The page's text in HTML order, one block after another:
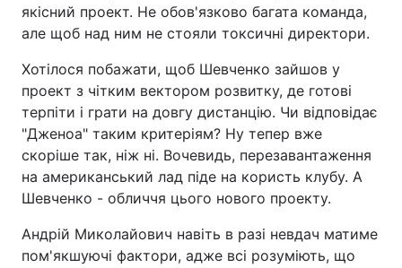
якісний проект. Не обов'язково багата команда,
але щоб над ним не стояли токсичні директори.
Хотілося побажати, щоб Шевченко зайшов у
проект з чітким вектором розвитку, де готові
терпіти і грати на довгу дистанцію. Чи відповідає
"Дженоа" таким критеріям? Ну тепер вже
скоріше так, ніж ні. Вочевидь, перезавантаження
на американський лад піде на користь клубу. А
Шевченко - обличчя цього нового проекту.
Андрій Миколайович навіть в разі невдач матиме
пом'якшуючі фактори, адже всі розуміють, що